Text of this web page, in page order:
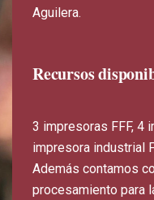
Aguilera.
Recursos
3 impresoras FFF, 4
impresora industrial
Además contamos
procesamiento para